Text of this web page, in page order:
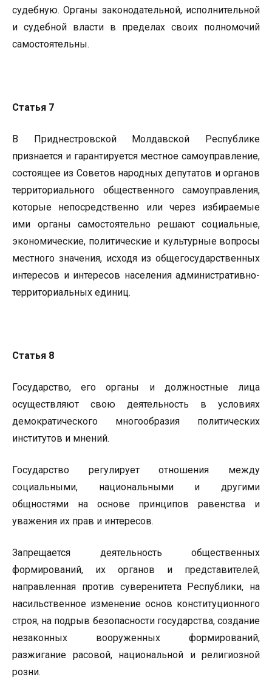
судебную. Органы законодательной, исполнительной
и судебной власти в пределах своих полномочий
самостоятельны.
Статья 7
В Приднестровской Молдавской Республике
признается и гарантируется местное самоуправление,
состоящее из Советов народных депутатов и органов
территориального общественного самоуправления,
которые непосредственно или через избираемые
ими органы самостоятельно решают социальные,
экономические, политические и культурные вопросы
местного значения, исходя из общегосударственных
интересов и интересов населения административно-
территориальных единиц.
Статья 8
Государство, его органы и должностные лица
осуществляют свою деятельность в условиях
демократического многообразия политических
институтов и мнений.
Государство регулирует отношения между
социальными, национальными и другими
общностями на основе принципов равенства и
уважения их прав и интересов.
Запрещается деятельность общественных
формирований, их органов и представителей,
направленная против суверенитета Республики, на
насильственное изменение основ конституционного
строя, на подрыв безопасности государства, создание
незаконных вооруженных формирований,
разжигание расовой, национальной и религиозной
розни.